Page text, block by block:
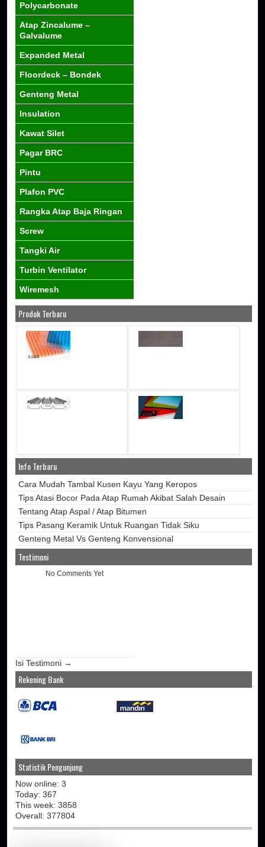
Polycarbonate
Atap Zincalume –
Galvalume
Expanded Metal
Floordeck – Bondek
Genteng Metal
Insulation
Kawat Silet
Pagar BRC
Pintu
Plafon PVC
Rangka Atap Baja Ringan
Screw
Tangki Air
Turbin Ventilator
Wiremesh
Produk Terbaru
Info Terbaru
Cara Mudah Tambal Kusen Kayu Yang Keropos
Tips Atasi Bocor Pada Atap Rumah Akibat Salah Desain
Tentang Atap Aspal / Atap Bitumen
Tips Pasang Keramik Untuk Ruangan Tidak Siku
Genteng Metal Vs Genteng Konvensional
Testimoni
No Comments Yet
Isi Testimoni →
Rekening Bank
Statistik Pengunjung
Now online: 3
Today: 367
This week: 3858
Overall: 377804